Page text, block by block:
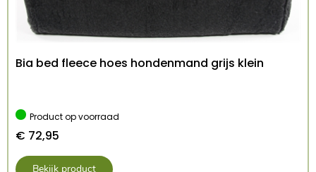
Bia bed fleece hoes hondenmand grijs klein
Product op voorraad
€ 72,95
Bekijk product